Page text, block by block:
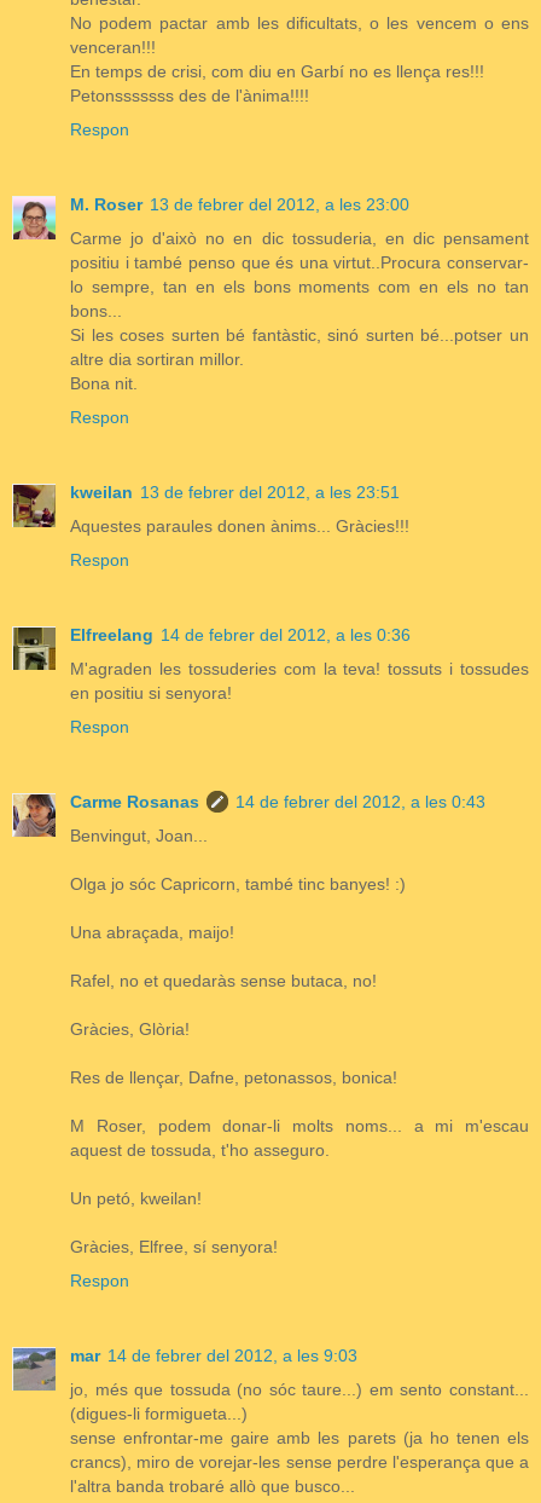
No podem pactar amb les dificultats, o les vencem o ens
venceran!!!
En temps de crisi, com diu en Garbí no es llença res!!!
Petonsssssss des de l'ànima!!!!
Respon
M. Roser 13 de febrer del 2012, a les 23:00
Carme jo d'això no en dic tossuderia, en dic pensament
positiu i també penso que és una virtut..Procura conservar-
lo sempre, tan en els bons moments com en els no tan
bons...
Si les coses surten bé fantàstic, sinó surten bé...potser un
altre dia sortiran millor.
Bona nit.
Respon
kweilan 13 de febrer del 2012, a les 23:51
Aquestes paraules donen ànims... Gràcies!!!
Respon
Elfreelang 14 de febrer del 2012, a les 0:36
M'agraden les tossuderies com la teva! tossuts i tossudes
en positiu si senyora!
Respon
Carme Rosanas
14 de febrer del 2012, a les 0:43
Benvingut, Joan...
Olga jo sóc Capricorn, també tinc banyes! :)
Una abraçada, maijo!
Rafel, no et quedaràs sense butaca, no!
Gràcies, Glòria!
Res de llençar, Dafne, petonassos, bonica!
M Roser, podem donar-li molts noms... a mi m'escau
aquest de tossuda, t'ho asseguro.
Un petó, kweilan!
Gràcies, Elfree, sí senyora!
Respon
mar 14 de febrer del 2012, a les 9:03
jo, més que tossuda (no sóc taure...) em sento constant...
(digues-li formigueta...)
sense enfrontar-me gaire amb les parets (ja ho tenen els
crancs), miro de vorejar-les sense perdre l'esperança que a
l'altra banda trobaré allò que busco...